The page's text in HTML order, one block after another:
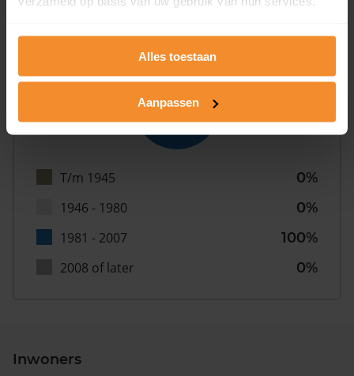
Alles toestaan
Aanpassen
Bouwjaar
T/m 1945
0%
1946 - 1980
0%
1981 - 2007
100%
2008 of later
0%
Inwoners